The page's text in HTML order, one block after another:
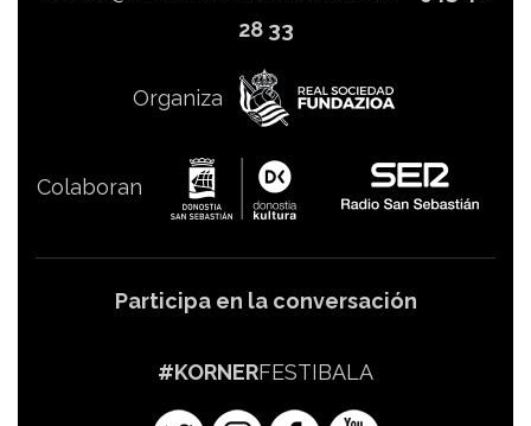
28 33
Organiza
Colaboran
Participa en la conversación
#KORNERFESTIBALA